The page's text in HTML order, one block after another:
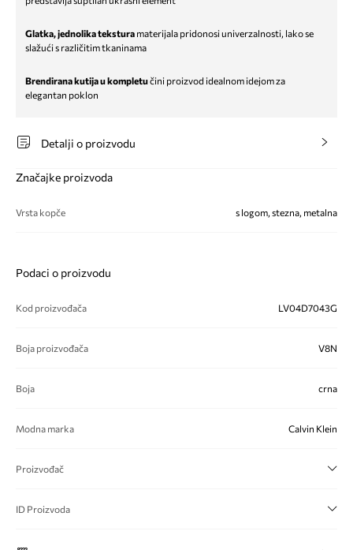
Glatka, jednolika tekstura materijala pridonosi univerzalnosti, lako se
slažući s različitim tkaninama
Brendirana kutija u kompletučini proizvod idealnom idejom za
elegantan poklon
Detalji o proizvodu
Značajke proizvoda
Vrsta kopče s logom, stezna, metalna
Podaci o proizvodu
Kod proizvođača LV04D7043G
Boja proizvođača V8N
Boja crna
Modna marka Calvin Klein
Proizvođač
ID Proizvoda